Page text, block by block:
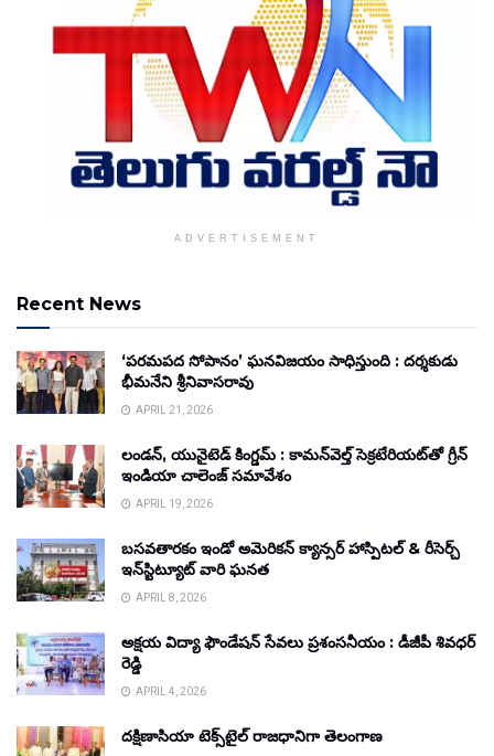
ADVERTISEMENT
Recent News
‘పరమపద సోపానం’ ఘనవిజయం సాధిస్తుంది : దర్శకుడు
భీమనేని శ్రీనివాసరావు
APRIL 21, 2026
లండన్, యునైటెడ్ కింగ్డమ్ : కామన్‌వెల్త్ సెక్రటేరియట్‌తో గ్రీన్
ఇండియా చాలెంజ్ సమావేశం
APRIL 19, 2026
బసవతారకం ఇండో అమెరికన్ క్యాన్సర్ హాస్పిటల్ & రీసెర్చ్
ఇన్‌స్టిట్యూట్ వారి ఘనత
APRIL 8, 2026
అక్షయ విద్యా ఫౌండేషన్ సేవలు ప్రశంసనీయం : డీజీపీ శివధర్
రెడ్డి
APRIL 4, 2026
దక్షిణాసియా టెక్స్‌టైల్ రాజధానిగా తెలంగాణ